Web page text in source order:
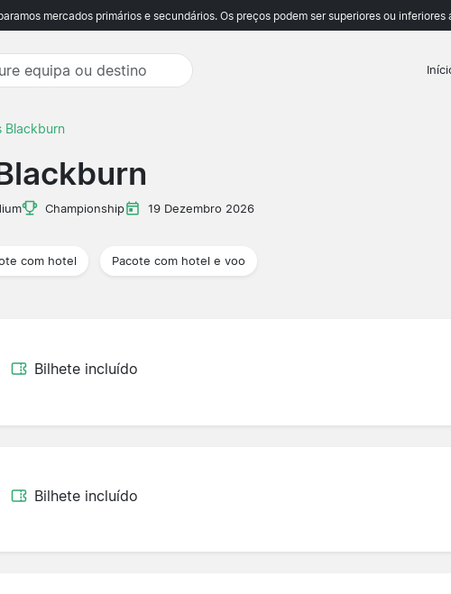
mercados primários e secundários. Os preços podem ser superiores ou inferiores
Blackburn
Championship 19 Dezembro 2026
com hotel Pacote com hotel e voo
Bilhete incluído
Bilhete incluído